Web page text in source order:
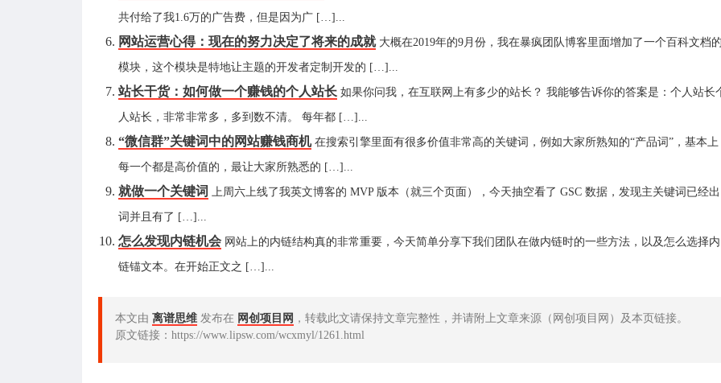
共付给了我1.6万的广告费，但是因为广 […]...
网站运营心得：现在的努力决定了将来的成就 大概在2019年的9月份，我在暴疯团队博客里面增加了一个百科文档的
模块，这个模块是特地让主题的开发者定制开发的 […]...
站长干货：如何做一个赚钱的个人站长 如果你问我，在互联网上有多少的站长？ 我能够告诉你的答案是：个人站长
人站长，非常非常多，多到数不清。 每年都 […]...
“微信群”关键词中的网站赚钱商机 在搜索引擎里面有很多价值非常高的关键词，例如大家所熟知的“产品词”，基本上
每一个都是高价值的，最让大家所熟悉的 […]...
就做一个关键词 上周六上线了我英文博客的 MVP 版本（就三个页面），今天抽空看了 GSC 数据，发现主关键词已经出
词并且有了 […]...
怎么发现内链机会 网站上的内链结构真的非常重要，今天简单分享下我们团队在做内链时的一些方法，以及怎么选择内
链锚文本。在开始正文之 […]...
本文由 离谱思维 发布在 网创项目网 ，转载此文请保持文章完整性，并请附上文章来源（网创项目网）及本页链接。
原文链接：https://www.lipsw.com/wcxmyl/1261.html